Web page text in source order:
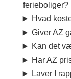
ferieboliger?
Hvad
Giver AZ
Kan det
Har AZ
Laver I